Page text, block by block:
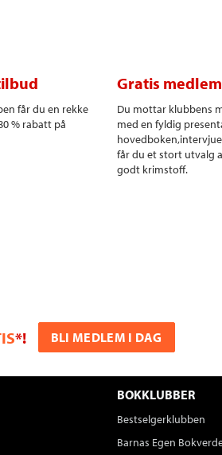
får du en rekke
% rabatt på
Gratis
Du mottar klubbens
med en fyldig
får du et stort utvalg
godt krimstoff.
*! BLI MEDLEM I DAG
BOKKLUBBER
Bestselgerklubben
Barnas Egen